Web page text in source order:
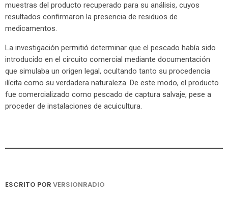
muestras del producto recuperado para su análisis, cuyos
resultados confirmaron la presencia de residuos de
medicamentos.
La investigación permitió determinar que el pescado había sido
introducido en el circuito comercial mediante documentación
que simulaba un origen legal, ocultando tanto su procedencia
ilícita como su verdadera naturaleza. De este modo, el producto
fue comercializado como pescado de captura salvaje, pese a
proceder de instalaciones de acuicultura.
ESCRITO POR VERSIONRADIO